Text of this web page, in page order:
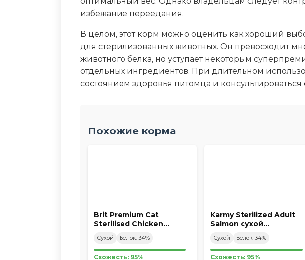
избежание переедания.
В целом, этот корм можно оценить как хороший
для стерилизованных животных. Он превосходит
животного белка, но уступает некоторым
отдельных ингредиентов. При длительном
состоянием здоровья питомца и консультироваться
Похожие корма
Brit Premium Cat
Sterilised Chicken…
Сухой Белок: 34%
Схожесть: 95%
Karmy Sterilized Adult
Salmon сухой…
Сухой Белок: 34%
Схожесть: 95%